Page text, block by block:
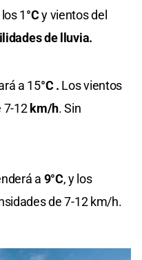
1°Cy vientos del
de lluvia.
a 15°C . Losvientos
7-12km/h. Sin
a 9°C, y los
de 7-12 km/h.